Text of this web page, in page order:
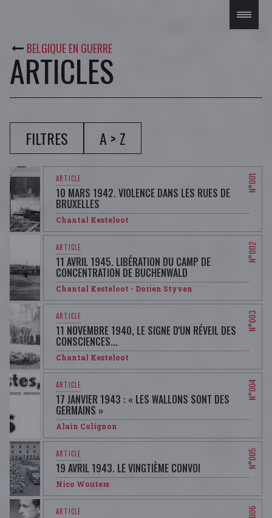
BELGIQUE EN GUERRE
ARTICLES
FILTRES A > Z
10 MARS 1942. VIOLENCE DANS LES RUES DE
BRUXELLES
Chantal Kesteloot
11 AVRIL 1945. LIBÉRATION DU CAMP DE
CONCENTRATION DE BUCHENWALD
Chantal Kesteloot - Dorien Styven
11 NOVEMBRE 1940, LE SIGNE D'UN RÉVEIL DES
CONSCIENCES...
Chantal Kesteloot
17 JANVIER 1943 : « LES WALLONS SONT DES
GERMAINS »
Alain Colignon
19 AVRIL 1943. LE VINGTIÈME CONVOI
Nico Wouters